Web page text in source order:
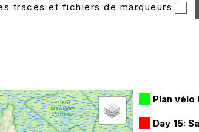
Dossier
traces et fichiers de marqueurs
Plan vélo
Day 15: